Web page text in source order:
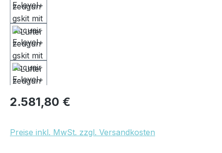
Regulärer Preis:
2.581,80 €
Preise inkl. MwSt. zzgl. Versandkosten